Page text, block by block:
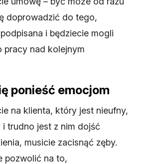
doprowadzić do tego,
i będziecie mogli
pracy nad kolejnym
ponieść emocjom
na klienta, który jest nieufny,
i trudno jest z nim dojść
musicie zacisnąć zęby.
pozwolić na to,